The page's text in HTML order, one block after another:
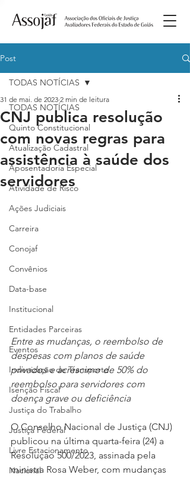
Post
TODAS NOTÍCIAS
Quinto Constitucional
Atualização Cadastral
Aposentadoria Especial
Atividade de Risco
Ações Judiciais
Carreira
Conojaf
Convênios
Data-base
Institucional
Entidades Parceiras
Eventos
Indenização de Transporte
Isenção Fiscal
Justiça do Trabalho
Justiça Federal
Livre Estacionamento
Nacional
TODAS NOTÍCIAS
CNJ publica resolução
com novas regras para
assistência à saúde dos
servidores
31 de mai. de 2023 2 min de leitura
Entre as mudanças, o reembolso de
despesas com planos de saúde
privados e acréscimo de 50% do
reembolso para servidores com
doença grave ou deficiência
O Conselho Nacional de Justiça (CNJ)
publicou na última quarta-feira (24) a
Resolução 500/2023, assinada pela
ministra Rosa Weber, com mudanças